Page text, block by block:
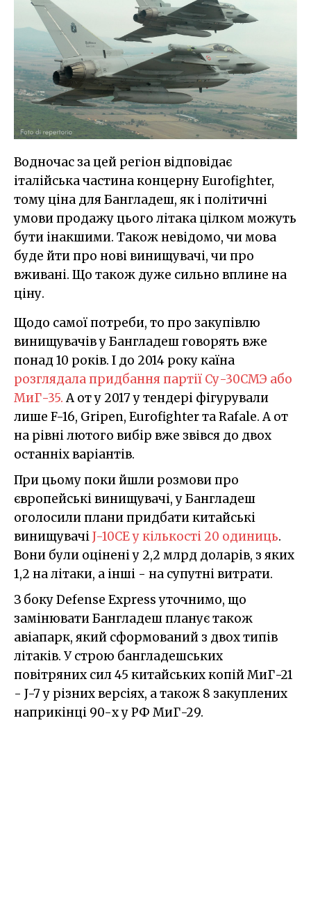
Водночас за цей регіон відповідає
італійська частина концерну Eurofighter,
тому ціна для Бангладеш, як і політичні
умови продажу цього літака цілком можуть
бути інакшими. Також невідомо, чи мова
буде йти про нові винищувачі, чи про
вживані. Що також дуже сильно вплине на
ціну.
Щодо самої потреби, то про закупівлю
винищувачів у Бангладеш говорять вже
понад 10 років. І до 2014 року каїна
розглядала придбання партії Су-30СМЭ або
МиГ-35.А от у 2017 у тендері фігурували
лише F-16, Gripen, Eurofighter та Rafale. А от
на рівні лютого вибір вже звівся до двох
останніх варіантів.
При цьому поки йшли розмови про
європейські винищувачі, у Бангладеш
оголосили плани придбати китайські
винищувачіJ-10CE у кількості 20 одиниць.
Вони були оцінені у 2,2 млрд доларів, з яких
1,2 на літаки, а інші - на супутні витрати.
З боку Defense Express уточнимо, що
замінювати Бангладеш планує також
авіапарк, який сформований з двох типів
літаків. У строю бангладешських
повітряних сил 45 китайських копій МиГ-21
- J-7 у різних версіях, а також 8 закуплених
наприкінці 90-х у РФ МиГ-29.